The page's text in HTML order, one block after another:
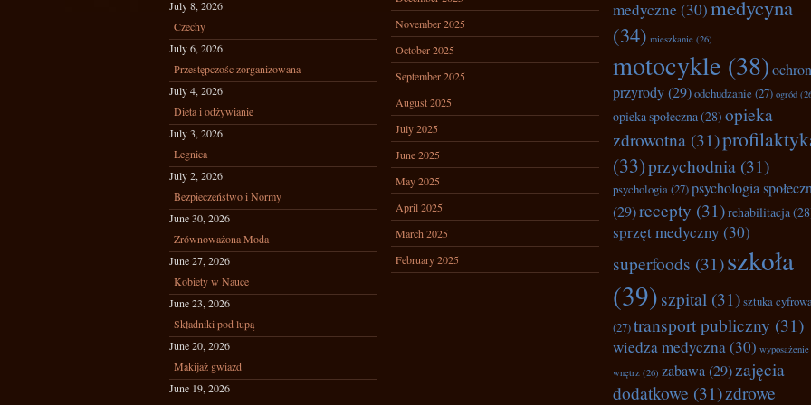
July 8, 2026
Czechy
July 6, 2026
Przestępczośc zorganizowana
July 4, 2026
Dieta i odżywianie
July 3, 2026
Legnica
July 2, 2026
Bezpieczeństwo i Normy
June 30, 2026
Zrównoważona Moda
June 27, 2026
Kobiety w Nauce
June 23, 2026
Składniki pod lupą
June 20, 2026
Makijaż gwiazd
June 19, 2026
November 2025
October 2025
September 2025
August 2025
July 2025
June 2025
May 2025
April 2025
March 2025
February 2025
medyczne (30)medycyna
(34) mieszkanie (26)
motocykle (38)
przyrody(29)odchudzanie (27) ogród
opieka społeczna(28) opieka
zdrowotna (31)
(33)przychodnia (31)
psychologia(27)psychologia
(29)recepty (31)rehabilitacja
sprzęt medyczny (30)
superfoods (31)szkoła
(39)szpital (31)sztuka
(27)transport publiczny (31)
wiedza medyczna(30) wyposażenie
wnętrz (26) zabawa(29)zajęcia
dodatkowe (31)zdrowe